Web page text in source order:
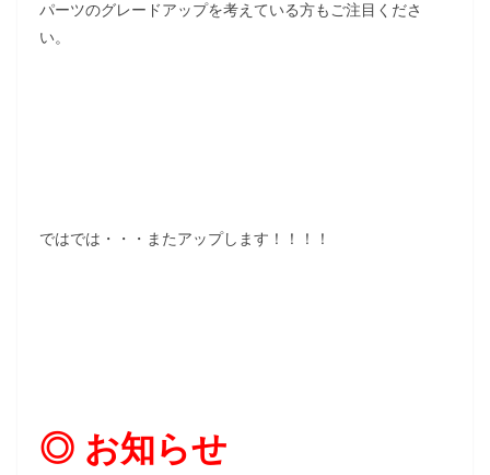
パーツのグレードアップを考えている方もご注目くださ
い。
ではでは・・・またアップします！！！！
◎ お知らせ